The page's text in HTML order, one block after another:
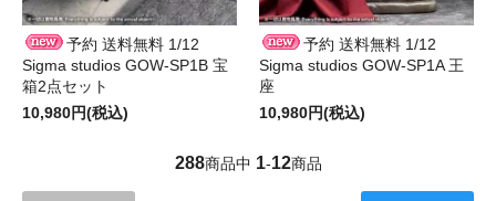
予約 送料無料 1/12
Sigma studios GOW-SP1B 宝
箱2点セット
10,980円(税込)
予約 送料無料 1/12
Sigma studios GOW-SP1A 王
座
10,980円(税込)
288商品中 1-12商品